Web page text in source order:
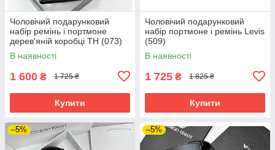
Чоловічий подарунковий
набір ремінь і портмоне
дерев'яній коробці TH (073)
В наявності
1 600 ₴ 1 725 ₴
Купити
Чоловічий подарунковий
набір портмоне і ремінь Levis
(509)
В наявності
1 725 ₴ 1 825 ₴
Купити
–5% –5%